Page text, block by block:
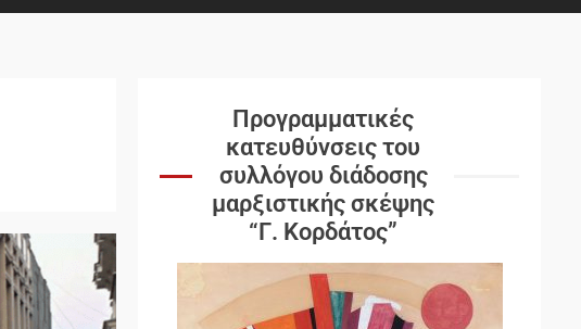
Προγραμματικές
κατευθύνσεις του
συλλόγου διάδοσης
μαρξιστικής σκέψης
“Γ. Κορδάτος”